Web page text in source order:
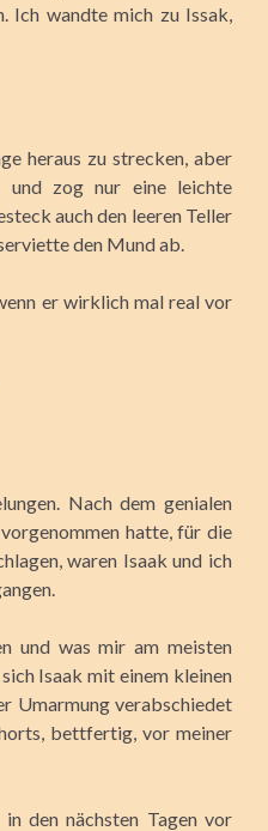
Ich wandte mich zu Issak,
heraus zu strecken, aber
und zog nur eine leichte
auch den leeren Teller
den Mund ab.
er wirklich mal real vor
Nach dem genialen
hatte, für die
waren Isaak und ich
und was mir am meisten
Isaak mit einem kleinen
Umarmung verabschiedet
bettfertig, vor meiner
den nächsten Tagen vor